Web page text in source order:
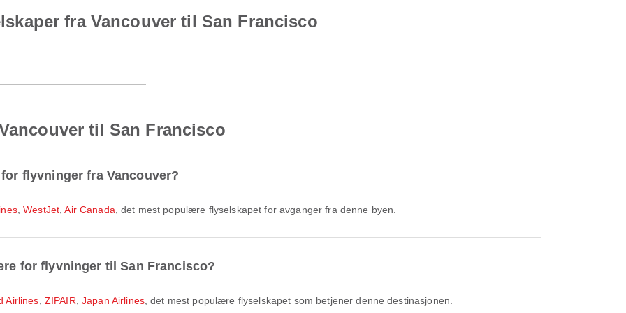
fra Vancouver til San Francisco
til San Francisco
flyvninger fra Vancouver?
,WestJet ,Air Canada , det mest populære flyselskapet for avganger fra denne byen.
for flyvninger til San Francisco?
Airlines ZIPAIR Japan Airlines, det mest populære flyselskapet som betjener denne destinasjonen.